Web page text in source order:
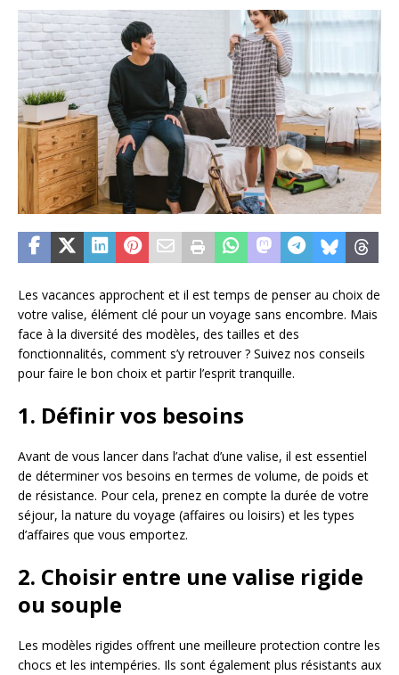
Les vacances approchent et il est temps de penser au choix de
votre valise, élément clé pour un voyage sans encombre. Mais
face à la diversité des modèles, des tailles et des
fonctionnalités, comment s’y retrouver ? Suivez nos conseils
pour faire le bon choix et partir l’esprit tranquille.
1. Définir vos besoins
Avant de vous lancer dans l’achat d’une valise, il est essentiel
de déterminer vos besoins en termes de volume, de poids et
de résistance. Pour cela, prenez en compte la durée de votre
séjour, la nature du voyage (affaires ou loisirs) et les types
d’affaires que vous emportez.
2. Choisir entre une valise rigide
ou souple
Les modèles rigides offrent une meilleure protection contre les
chocs et les intempéries. Ils sont également plus résistants aux